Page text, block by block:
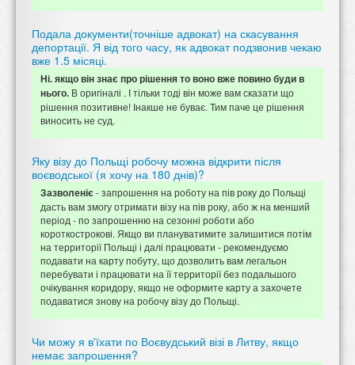
Подала документи(точніше адвокат) на скасування
депортації. Я від того часу, як адвокат подзвонив чекаю
вже 1.5 місяці.
Ні. якщо він знає про рішення то воно вже повино буди в
нього. В оригіналі . І тільки тоді він може вам сказати що
рішення позитивне! Інакше не буває. Тим паче це рішення
виносить не суд.
Яку візу до Польщі робочу можна відкрити після
воєводської (я хочу на 180 днів)?
Зазволеніє- запрошення на роботу на пів року до Польщі
дасть вам змогу отримати візу на пів року, або ж на менший
період - по запрошенню на сезонні роботи або
короткострокові. Якщо ви плануватимите залишитися потім
на территорії Польщі і далі працювати - рекомендуємо
подавати на карту побуту, що дозволить вам легальон
перебувати і працювати на її территорії без подальшого
очікування коридору, якщо не оформите карту а захочете
подаватися знову на робочу візу до Польщі.
Чи можу я в'їхати по Воєвудський візі в Литву, якщо
немає запрошення?